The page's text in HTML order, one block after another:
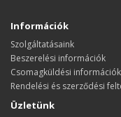
Információk
Szolgáltatásaink
Beszerelési információk
Csomagküldési információk
Rendelési és szerződési
Üzletünk